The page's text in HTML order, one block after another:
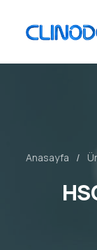
Anasayfa